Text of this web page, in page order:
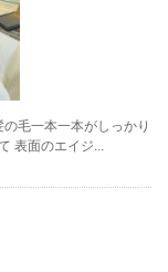
毛一本一本がしっかり
表面のエイジ...